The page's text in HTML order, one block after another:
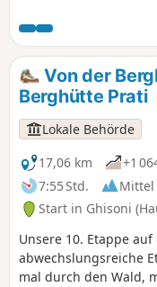
Von der
Berghütte Prati
Lokale Behörde
17,06 km
+1
7:55 Std.
Mittel
Start in Ghisoni
Unsere 10. Etappe
abwechslungsreiche
mal durch den Wald,